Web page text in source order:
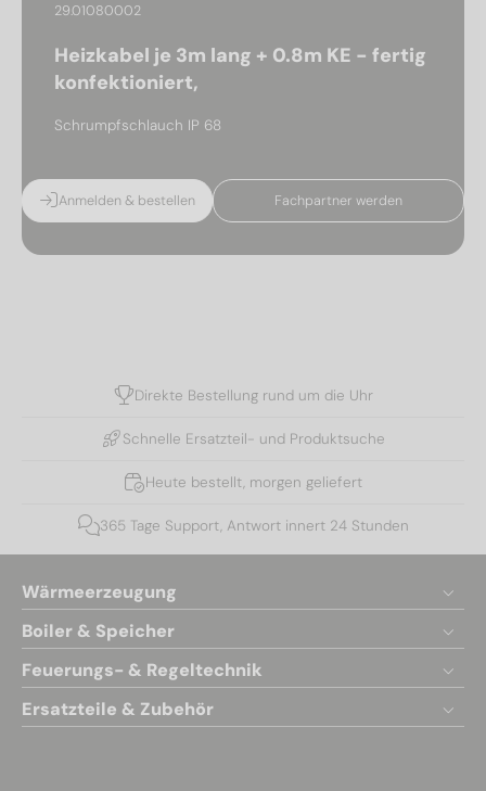
29.01080002
Heizkabel je 3m lang + 0.8m KE - fertig
konfektioniert,
Schrumpfschlauch IP 68
Anmelden & bestellen Fachpartner werden
Direkte Bestellung rund um die Uhr
Schnelle Ersatzteil- und Produktsuche
Heute bestellt, morgen geliefert
365 Tage Support, Antwort innert 24 Stunden
Wärmeerzeugung
Boiler & Speicher
Feuerungs- & Regeltechnik
Ersatzteile & Zubehör